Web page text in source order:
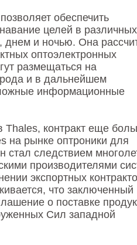
обеспечить
целей в различных
днем и ночью. Она
оптоэлектронных
размещаться на
и в дальнейшем
информационные
Thales, контракт еще
на рынке оптроники для
следствием
производителями
экспортных
что заключенный
о поставке
Сил западной